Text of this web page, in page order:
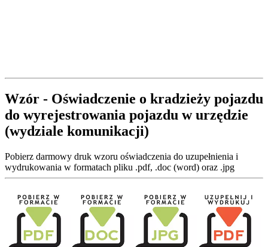
Wzór - Oświadczenie o kradzieży pojazdu
do wyrejestrowania pojazdu w urzędzie
(wydziale komunikacji)
Pobierz darmowy druk wzoru oświadczenia do uzupełnienia i
wydrukowania w formatach pliku .pdf, .doc (word) oraz .jpg